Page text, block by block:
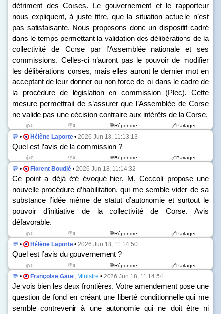
détriment des Corses. Le gouvernement et le rapporteur
nous expliquent, à juste titre, que la situation actuelle n’est
pas satisfaisante. Nous proposons donc un dispositif cadré
dans le temps permettant la validation des délibérations de la
collectivité de Corse par l’Assemblée nationale et ses
commissions. Celles-ci n’auront pas le pouvoir de modifier
les délibérations corses, mais elles auront le dernier mot en
acceptant de leur donner ou non force de loi dans le cadre de
la procédure de législation en commission (Plec). Cette
mesure permettrait de s’assurer que l’Assemblée de Corse
ne valide pas une décision contraire aux intérêts de la Corse.
👍0 👎0 💬Répondre 🔗Partager
💬 • Hélène Laporte • 2026 Jun 18, 11:13:13
Quel est l’avis de la commission ?
👍0 👎0 💬Répondre 🔗Partager
💬 • Florent Boudié • 2026 Jun 18, 11:14:32
Ce point a déjà été évoqué hier. M. Ceccoli propose une
nouvelle procédure d’habilitation, qui me semble vider de sa
substance l’idée même de statut d’autonomie et surtout le
pouvoir d’initiative de la collectivité de Corse. Avis
défavorable.
👍0 👎0 💬Répondre 🔗Partager
💬 • Hélène Laporte • 2026 Jun 18, 11:14:50
Quel est l’avis du gouvernement ?
👍0 👎0 💬Répondre 🔗Partager
💬 • Françoise Gatel , Ministre • 2026 Jun 18, 11:14:54
Je vois bien les deux frontières. Votre amendement pose une
question de fond en créant une liberté conditionnelle qui me
semble contrevenir à une autonomie qui ne doit être ni